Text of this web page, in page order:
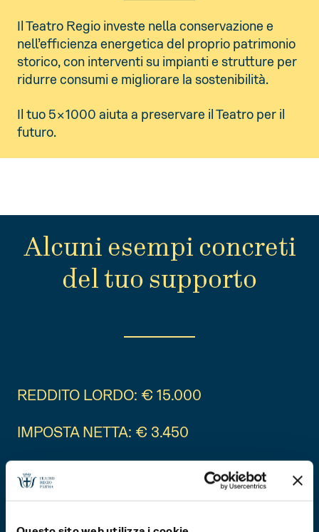
Il Teatro Regio investe nella conservazione e
nell’efficienza energetica del proprio patrimonio
storico, con interventi su impianti e strutture per
ridurre consumi e migliorare la sostenibilità.
Il tuo 5×1000 aiuta a preservare il Teatro per il
futuro.
Alcuni esempi concreti
del tuo supporto
REDDITO LORDO: € 15.000
IMPOSTA NETTA: € 3.450
IL TUO 5×1000: € 17,25
REDDITO LORDO: € 26.000